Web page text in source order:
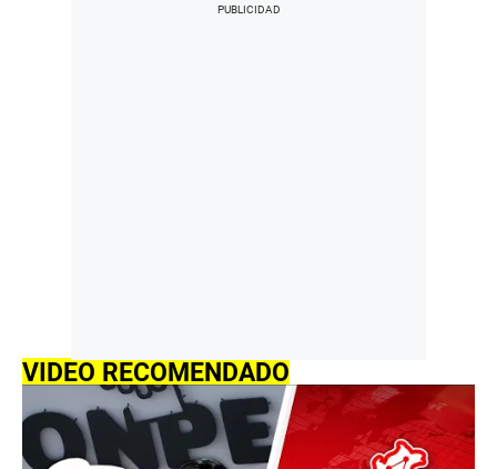
VIDEO RECOMENDADO